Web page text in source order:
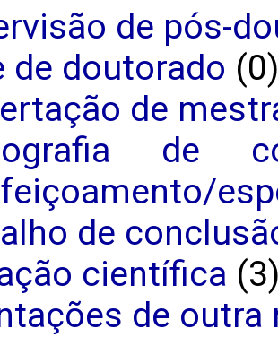
de pós-
de doutorado (0)
de
de
de
científica
de outra